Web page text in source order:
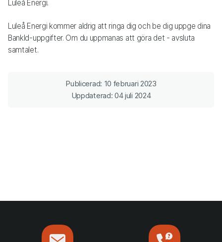
Luleå Energi.
Luleå Energi kommer aldrig att ringa dig och be dig uppge dina
BankId-uppgifter. Om du uppmanas att göra det - avsluta
samtalet.
Publicerad: 10 februari 2023
Uppdaterad: 04 juli 2024